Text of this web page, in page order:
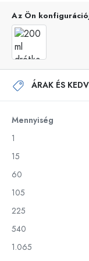
Az Ön
ÁRAK ÉS
Mennyiség
1
15
60
105
225
540
1.065